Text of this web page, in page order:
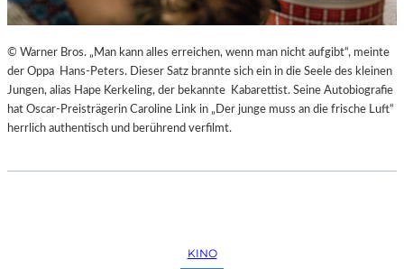
© Warner Bros. „Man kann alles erreichen, wenn man nicht aufgibt“, meinte
der Oppa Hans-Peters. Dieser Satz brannte sich ein in die Seele des kleinen
Jungen, alias Hape Kerkeling, der bekannte Kabarettist. Seine Autobiografie
hat Oscar-Preisträgerin Caroline Link in „Der junge muss an die frische Luft“
herrlich authentisch und berührend verfilmt.
KINO